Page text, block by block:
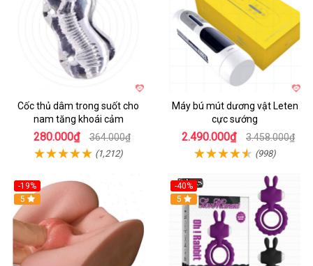
Cốc thủ dâm trong suốt cho
nam tăng khoái cảm
280.000₫ 364.000₫
(1,212)
Máy bú mút dương vật Leten
cực sướng
2.490.000₫ 3.458.000₫
(998)
-19%
Hot
5
-40%
5